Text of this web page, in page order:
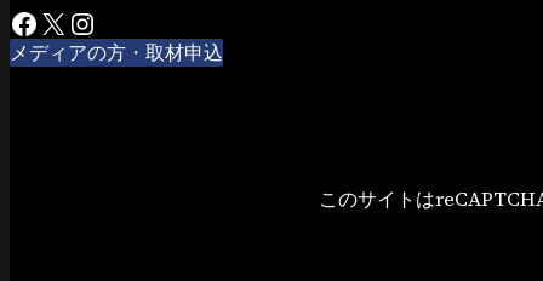
Facebook X Instagram
メディアの方・取材申込
このサイトは